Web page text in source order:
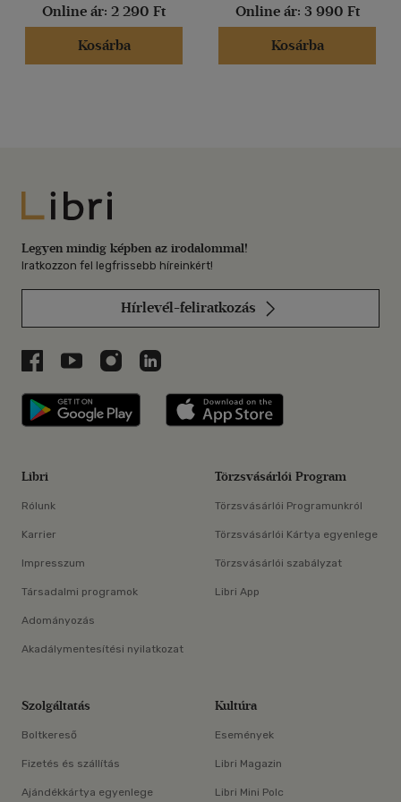
Online ár: 2 290 Ft
Kosárba
Online ár: 3 990 Ft
Kosárba
Libri
Legyen mindig képben az irodalommal!
Iratkozzon fel legfrissebb híreinkért!
Hírlevél-feliratkozás
Libri a Facebookon
Libri a Youtube-on
Libri az Instagramon
Libri a LinkedInen
Libri applikáció Szerezd meg: Google
Libri
Rólunk
Karrier
Impresszum
Társadalmi programok
Adományozás
Akadálymentesítési nyilatkozat
Törzsvásárlói Program
Törzsvásárlói Programunkról
Törzsvásárlói Kártya egyenlege
Törzsvásárlói szabályzat
Libri App
Szolgáltatás
Boltkereső
Fizetés és szállítás
Ajándékkártya egyenlege
Kultúra
Események
Libri Magazin
Libri Mini Polc